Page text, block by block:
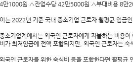
4만1000원 △잔업수당 42만5000원 △부대비용 8만
이는 2022년 기준 국내 중소기업 근로자 월평균 임금
중소기업계에서는 외국인 근로자에게 지불하는 비용
비가 최저임금에 전액 포함되지만, 외국인 근로자는
외국인 근로자를 위한 숙식비 등을 포함한다면 월평균